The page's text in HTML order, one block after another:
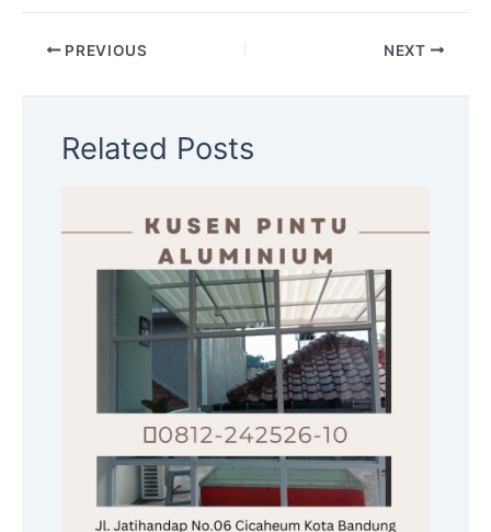
PREVIOUS NEXT
Related Posts